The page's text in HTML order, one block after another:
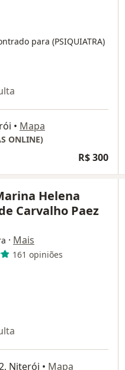
para (PSIQUIATRA)
• Mapa
ONLINE)
R$ 300
Helena
Carvalho Paez
· Mais
161 opiniões
Niterói • Mapa